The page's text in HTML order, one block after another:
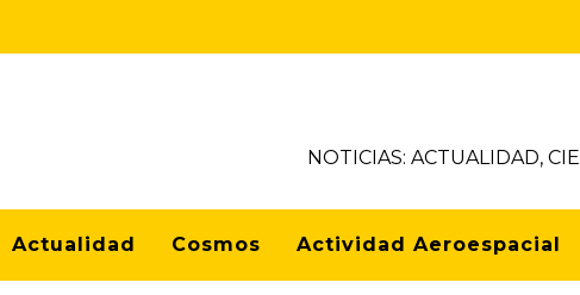
NOTICIAS: ACTUALIDAD,
Actualidad Cosmos Actividad Aeroespacial